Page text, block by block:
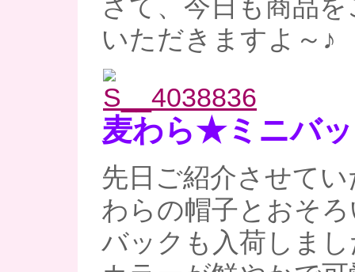
さて、今日も商品
いただきますよ～♪
麦わら★ミニバ
先日ご紹介させて
わらの帽子とおそ
バックも入荷しま